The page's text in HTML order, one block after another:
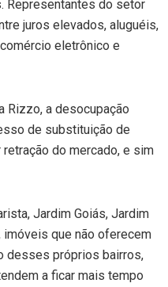
Representantes do setor
juros elevados, aluguéis,
eletrônico e
Rizzo, a desocupação
de substituição de
do mercado, e sim
Jardim Goiás, Jardim
que não oferecem
desses próprios bairros,
a ficar mais tempo